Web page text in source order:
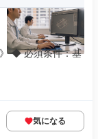
◆ 必須条件：基
気になる